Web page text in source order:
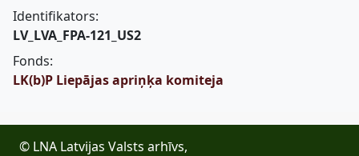
Identifikators:
LV_LVA_FPA-121_US2
Fonds:
LK(b)P Liepājas apriņķa komiteja
© LNA Latvijas Valsts arhīvs,